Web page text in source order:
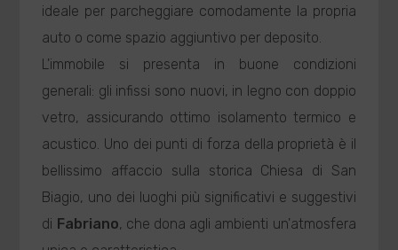
ideale per parcheggiare comodamente la propria
auto o come spazio aggiuntivo per deposito.
L'immobile si presenta in buone condizioni
generali: gli infissi sono nuovi, in legno con doppio
vetro, assicurando ottimo isolamento termico e
acustico. Uno dei punti di forza della proprietà è il
bellissimo affaccio sulla storica Chiesa di San
Biagio, uno dei luoghi più significativi e suggestivi
di Fabriano, che dona agli ambienti un'atmosfera